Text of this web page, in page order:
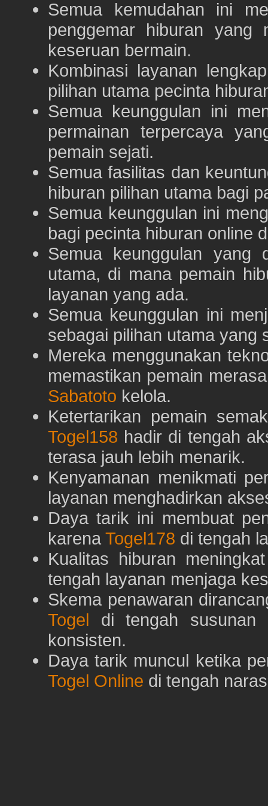
Semua kemudahan ini
penggemar hiburan yang
keseruan bermain.
Kombinasi layanan
pilihan utama pecinta
Semua keunggulan ini
permainan terpercaya
pemain sejati.
Semua fasilitas dan
hiburan pilihan utama bagi
Semua keunggulan ini
bagi pecinta hiburan online
Semua keunggulan yang
utama, di mana pemain
layanan yang ada.
Semua keunggulan ini
sebagai pilihan utama yang
Mereka menggunakan
memastikan pemain
Sabatoto kelola.
Ketertarikan pemain
Togel158 hadir di tengah
terasa jauh lebih menarik.
Kenyamanan menikmati
layanan menghadirkan
Daya tarik ini membuat
karena Togel178 di tengah
Kualitas hiburan
tengah layanan menjaga
Skema penawaran
Togel di tengah susunan
konsisten.
Daya tarik muncul ketika
Togel Online di tengah